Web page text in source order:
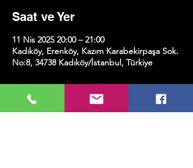
Saat ve Yer
11 Nis 2025 20:00 – 21:00
Kadıköy, Erenköy, Kazım Karabekirpaşa Sok.
No:8, 34738 Kadıköy/İstanbul, Türkiye
Etkinlik hakkında